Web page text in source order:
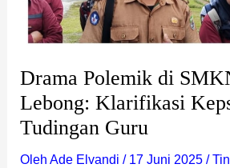
Drama Polemik di
Lebong: Klarifikasi
Tudingan Guru
Oleh Ade Elvandi / 17 Juni 2025 /
Tudingan
Guru